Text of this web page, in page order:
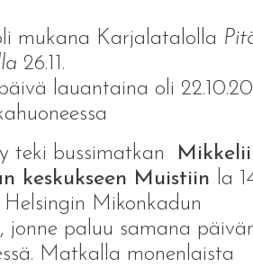
mukana Karjalatalolla
26.11.
lauantaina oli
teki bussimatkan
keskukseen Muistiin
la
Mikonkadun
jonne paluu samana
Matkalla monenlaista